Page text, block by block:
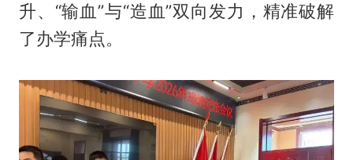
升、“输血”与“造血”双向发力，精准破解
了办学痛点。